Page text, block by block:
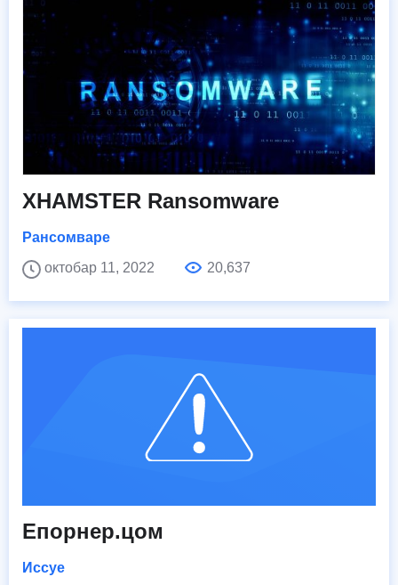
XHAMSTER Ransomware
Рансомваре
октобар 11, 2022
20,637
Епорнер.цом
Иссуе